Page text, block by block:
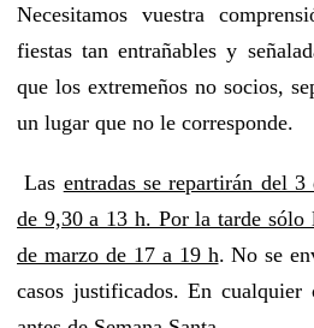
Necesitamos vuestra
fiestas tan entrañables y
que los extremeños no socios,
un lugar que no le corresponde.
Las entradas se repartirán del
de 9,30 a 13 h. Por la tarde
de marzo de 17 a 19 h. No se
casos justificados. En cualquier